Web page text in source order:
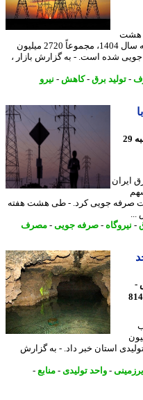
هفته نخست سال 1405 نسبت به مدت مشابه سال 1404، مجموعاً 2720 میلیون
شده است. - به گزارش بازار ،
تولید برق - کاهش-نیرو
29
ایران
لیتر سوخت صرفه جویی کرد. - طی هشت هفته
-صرفه جویی-مصرف
به بیش از 230 واحد تولیدی استان خبر داد. - به گزارش
-واحد تولیدی-منابع-